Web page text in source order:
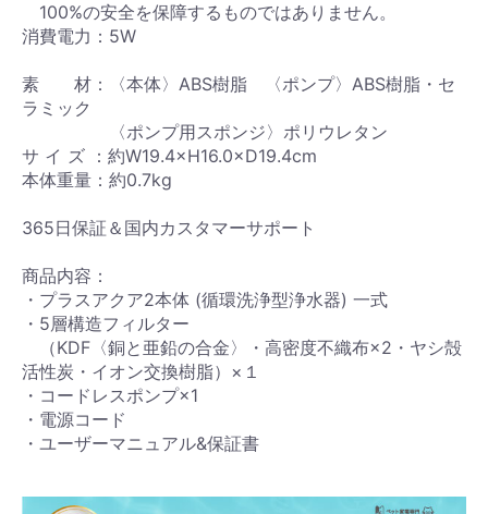
100%の安全を保障するものではありません。
消費電力：5W
素 材：〈本体〉ABS樹脂 〈ポンプ〉ABS樹脂・セ
ラミック
〈ポンプ用スポンジ〉ポリウレタン
サ イ ズ ：約W19.4×H16.0×D19.4cm
本体重量：約0.7kg
365日保証＆国内カスタマーサポート
商品内容：
・プラスアクア2本体 (循環洗浄型浄水器) 一式
・5層構造フィルター
（KDF〈銅と亜鉛の合金〉・高密度不織布×2・ヤシ殻
活性炭・イオン交換樹脂）×１
・コードレスポンプ×1
・電源コード
・ユーザーマニュアル&保証書